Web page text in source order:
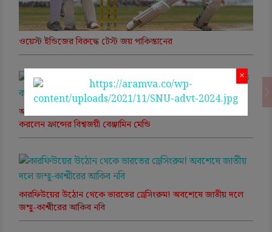
ওয়েস্ট ইন্ডিজের বিরুদ্ধে টেস্ট জয় পাকিস্তানের
আইনি লড়াইয়ে নিঃস্ব, শেষ পর্যন্ত বিশ্বকাপের সোনার পদকই বিক্রি
করলেন ফ্রান্সের বিশ্বজয়ী বেঞ্জামিন মেন্ডি
কারফিউয়ের উঠোন থেকে ভারতের ড্রেসিংরুম! অবশেষে জাতীয় দলে
জম্মু-কাশ্মীরের আকিব নবি
×